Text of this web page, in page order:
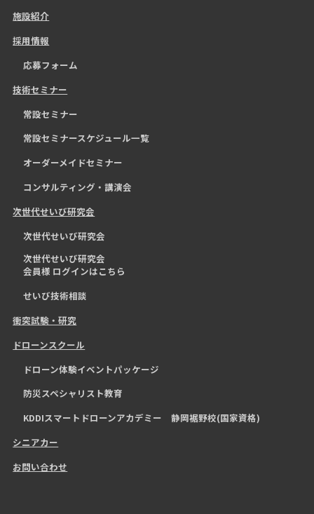
施設紹介
採用情報
応募フォーム
技術セミナー
常設セミナー
常設セミナースケジュール一覧
オーダーメイドセミナー
コンサルティング・講演会
次世代せいび研究会
次世代せいび研究会
次世代せいび研究会
会員様 ログインはこちら
せいび技術相談
衝突試験・研究
ドローンスクール
ドローン体験イベントパッケージ
防災スペシャリスト教育
KDDIスマートドローンアカデミー 静岡裾野校(国家資格)
シニアカー
お問い合わせ